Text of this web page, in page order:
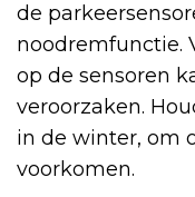
de
noodremfunctie.
op de sensoren
veroorzaken.
in de winter, om
voorkomen.